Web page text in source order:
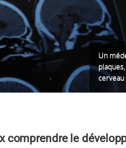
Un
comprendre le